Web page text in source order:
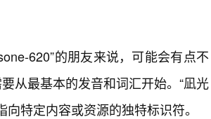
620”的朋友来说，可能会有点不
从最基本的发音和词汇开始。“凪光
特定内容或资源的独特标识符。